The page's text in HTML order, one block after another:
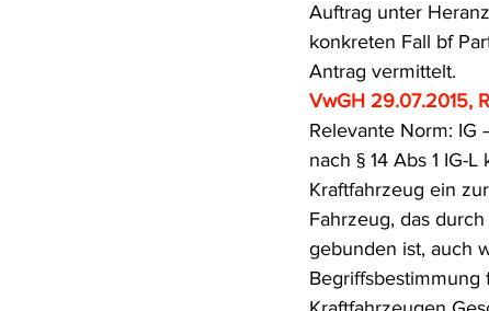
Wasserrecht RDU Umwelt-
Auftrag unter
konkreten Fall bf
Antrag vermittelt.
VwGH 29.07.2015,
Relevante Norm: IG
nach § 14 Abs 1 IG-
Kraftfahrzeug ein
Fahrzeug, das
gebunden ist, auch
Begriffsbestimmung